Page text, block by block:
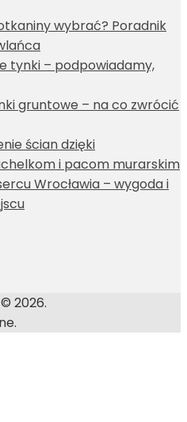
wybrać? Poradnik
tynki – podpowiadamy,
gruntowe – na co zwrócić
ścian dzięki
i pacom murarskim
Wrocławia – wygoda i
2026.